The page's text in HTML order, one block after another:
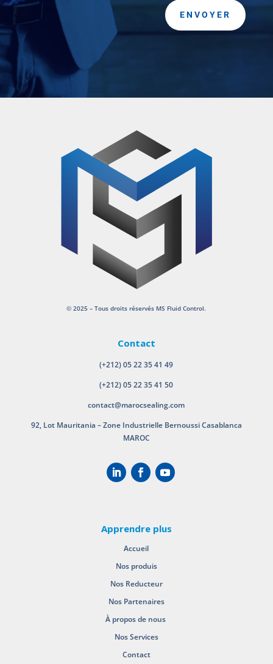
ENVOYER
© 2025 – Tous droits réservés MS Fluid Control.
Contact
(+212) 05 22 35 41 49
(+212) 05 22 35 41 50
contact@marocsealing.com
92, Lot Mauritania – Zone Industrielle Bernoussi Casablanca
MAROC
Apprendre plus
Accueil
Nos produis
Nos Reducteur
Nos Partenaires
À propos de nous
Nos Services
Contact